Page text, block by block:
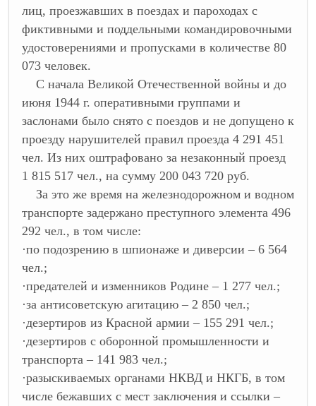
лиц, проезжавших в поездах и пароходах с
фиктивными и поддельными командировочными
удостоверениями и пропусками в количестве 80
073 человек.
С начала Великой Отечественной войны и до
июня 1944 г. оперативными группами и
заслонами было снято с поездов и не допущено к
проезду нарушителей правил проезда 4 291 451
чел. Из них оштрафовано за незаконный проезд
1 815 517 чел., на сумму 200 043 720 руб.
За это же время на железнодорожном и водном
транспорте задержано преступного элемента 496
292 чел., в том числе:
·по подозрению в шпионаже и диверсии – 6 564
чел.;
·предателей и изменников Родине – 1 277 чел.;
·за антисоветскую агитацию – 2 850 чел.;
·дезертиров из Красной армии – 155 291 чел.;
·дезертиров с оборонной промышленности и
транспорта – 141 983 чел.;
·разыскиваемых органами НКВД и НКГБ, в том
числе бежавших с мест заключения и ссылки –